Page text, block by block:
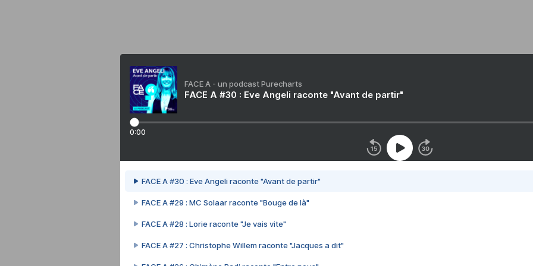
FACE A - un podcast Purecharts
FACE A #30 : Eve Angeli raconte "Avant de partir"
0:00
FACE A #30 : Eve Angeli raconte "Avant de partir"
FACE A #29 : MC Solaar raconte "Bouge de là"
FACE A #28 : Lorie raconte "Je vais vite"
FACE A #27 : Christophe Willem raconte "Jacques a dit"